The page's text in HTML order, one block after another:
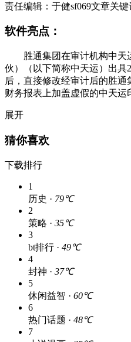
责任编辑：于健sf069文章关键
软件亮点：
胜通集团在审计机构中天
伙）（以下简称中天运）出具
后，直接修改经审计后的胜通
财务报表上加盖虚假的中天运
展开
猜你喜欢
下载排行
1
历史 · 79℃
2
策略 · 35℃
3
bt排行 · 49℃
4
封神 · 37℃
5
休闲益智 · 60℃
6
热门话题 · 48℃
7